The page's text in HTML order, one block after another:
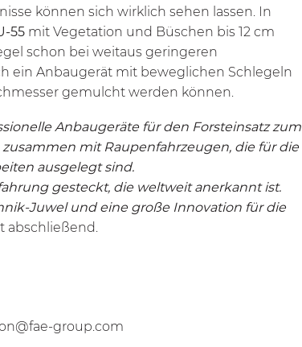
können sich wirklich sehen lassen. In
55mit Vegetation und Büschen bis 12 cm
schon bei weitaus geringeren
ein Anbaugerät mit beweglichen Schlegeln
gemulcht werden können.
Anbaugeräte für den Forsteinsatz zum
mit Raupenfahrzeugen, die für die
ausgelegt sind.
gesteckt, die weltweit anerkannt ist.
Juwel und eine große Innovation für die
abschließend.
group.com